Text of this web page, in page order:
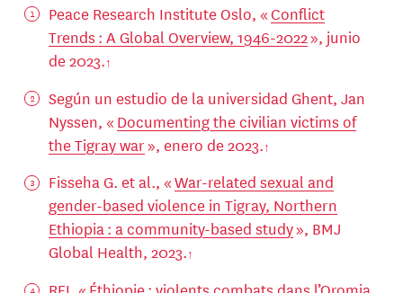
Peace Research Institute Oslo, «Conflict
Trends : A Global Overview, 1946-2022», junio
de 2023.
Según un estudio de la universidad Ghent, Jan
Nyssen, « Documenting the civilian victims of
the Tigray war», enero de 2023.
Fisseha G. et al., «War-related sexual and
gender-based violence in Tigray, Northern
Ethiopia : a community-based study», BMJ
Global Health, 2023.